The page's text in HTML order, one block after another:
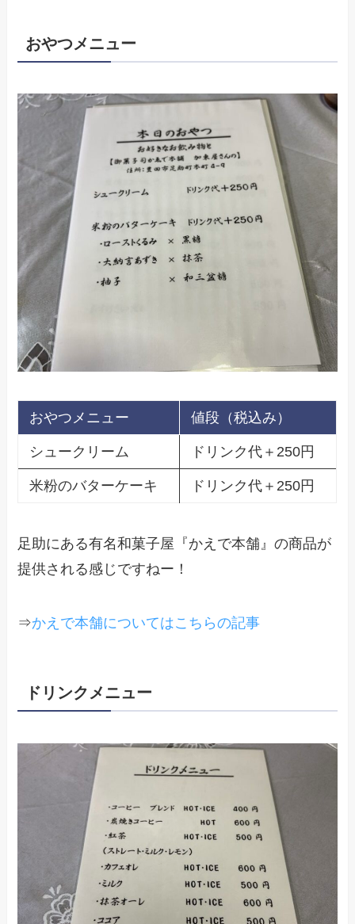
おやつメニュー
おやつメニュー 値段（税込み）
シュークリーム ドリンク代＋250円
米粉のバターケーキ ドリンク代＋250円
足助にある有名和菓子屋『かえで本舗』の商品が
提供される感じですねー！
⇒かえで本舗についてはこちらの記事
ドリンクメニュー